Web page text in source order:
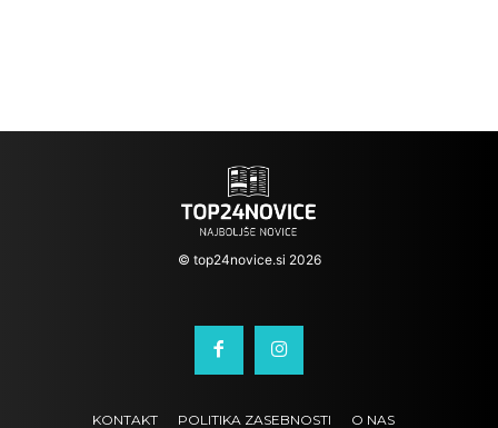
© top24novice.si 2026
KONTAKT POLITIKA ZASEBNOSTI O NAS